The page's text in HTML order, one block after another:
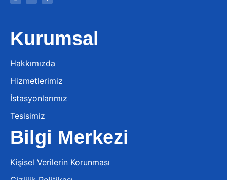
Kurumsal
Hakkımızda
Hizmetlerimiz
İstasyonlarımız
Tesisimiz
Bilgi Merkezi
Kişisel Verilerin Korunması